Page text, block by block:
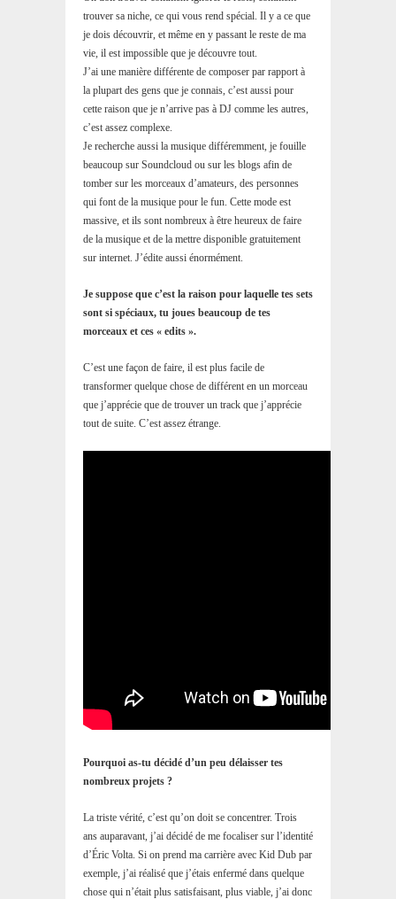
trouver sa niche, ce qui vous rend spécial. Il y a ce que
je dois découvrir, et même en y passant le reste de ma
vie, il est impossible que je découvre tout.
J’ai une manière différente de composer par rapport à
la plupart des gens que je connais, c’est aussi pour
cette raison que je n’arrive pas à DJ comme les autres,
c’est assez complexe.
Je recherche aussi la musique différemment, je fouille
beaucoup sur Soundcloud ou sur les blogs afin de
tomber sur les morceaux d’amateurs, des personnes
qui font de la musique pour le fun. Cette mode est
massive, et ils sont nombreux à être heureux de faire
de la musique et de la mettre disponible gratuitement
sur internet. J’édite aussi énormément.
Je suppose que c’est la raison pour laquelle tes sets
sont si spéciaux, tu joues beaucoup de tes
morceaux et ces « edits ».
C’est une façon de faire, il est plus facile de
transformer quelque chose de différent en un morceau
que j’apprécie que de trouver un track que j’apprécie
tout de suite. C’est assez étrange.
Pourquoi as-tu décidé d’un peu délaisser tes
nombreux projets ?
La triste vérité, c’est qu’on doit se concentrer. Trois
ans auparavant, j’ai décidé de me focaliser sur l’identité
d’Éric Volta. Si on prend ma carrière avec Kid Dub par
exemple, j’ai réalisé que j’étais enfermé dans quelque
chose qui n’était plus satisfaisant, plus viable, j’ai donc